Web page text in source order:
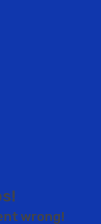
s!
nt wrong!